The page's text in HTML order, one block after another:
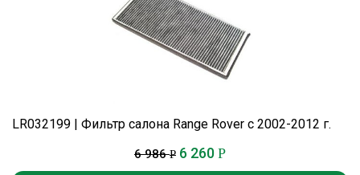
LR032199 | Фильтр салона Range Rover c 2002-2012 г.
6 986Р 6 260 Р